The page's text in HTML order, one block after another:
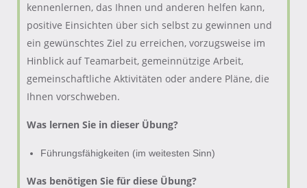
kennenlernen, das Ihnen und anderen helfen kann,
positive Einsichten über sich selbst zu gewinnen und
ein gewünschtes Ziel zu erreichen, vorzugsweise im
Hinblick auf Teamarbeit, gemeinnützige Arbeit,
gemeinschaftliche Aktivitäten oder andere Pläne, die
Ihnen vorschweben.
Was lernen Sie in dieser Übung?
Führungsfähigkeiten (im weitesten Sinn)
Was benötigen Sie für diese Übung?